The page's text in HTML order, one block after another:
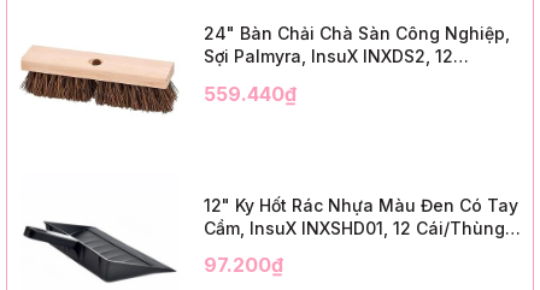
24" Bàn Chải Chà Sàn Công Nghiệp,
Sợi Palmyra, InsuX INXDS2, 12
3" Trim)
559.440₫
12" Ky Hốt Rác Nhựa Màu Đen Có Tay
Cầm, InsuX INXSHD01, 12 Cái/Thùng,
Black Plastic)
97.200₫